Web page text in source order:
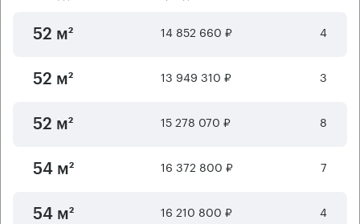
52 м² 14 852 660 ₽ 4
52 м² 13 949 310 ₽ 3
52 м² 15 278 070 ₽ 8
54 м² 16 372 800 ₽ 7
54 м² 16 210 800 ₽ 4